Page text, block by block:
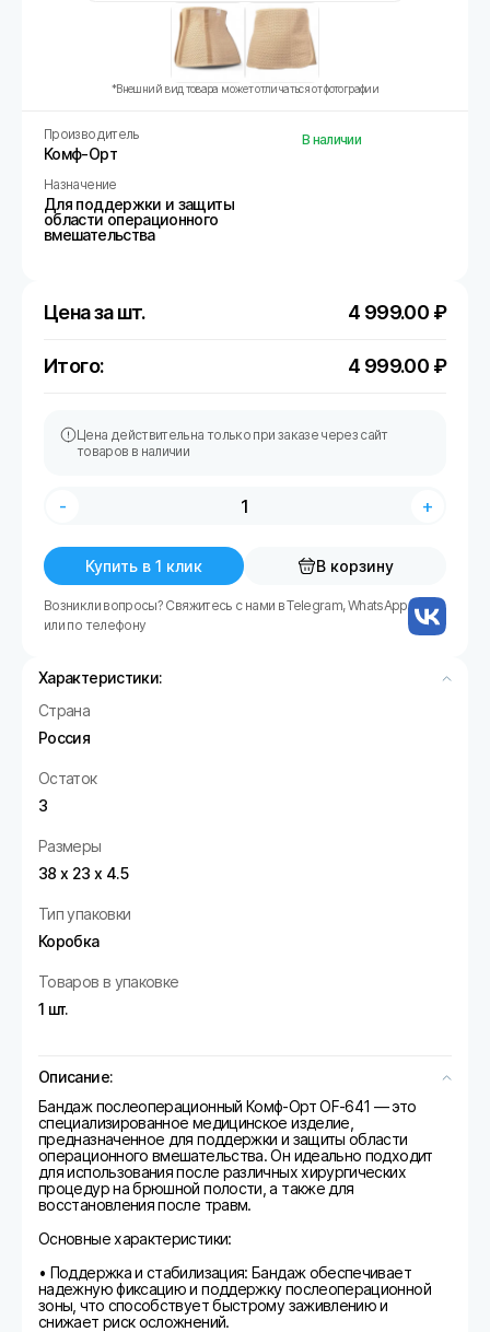
*Внешний вид товара может отличаться от фотографии
Производитель
Комф-Орт
Назначение
Для поддержки и защиты
области операционного
вмешательства
В наличии
Цена за шт. 4 999.00 ₽
Итого: 4 999.00 ₽
Цена действительна только при заказе через сайт
товаров в наличии
- +
Купить в 1 клик В корзину
Возникли вопросы? Свяжитесь с нами в Telegram, WhatsApp
или по телефону
Характеристики:
Страна
Россия
Остаток
3
Размеры
38 х 23 х 4.5
Тип упаковки
Коробка
Товаров в упаковке
1 шт.
Описание:
Бандаж послеоперационный Комф-Орт OF-641 — это
специализированное медицинское изделие,
предназначенное для поддержки и защиты области
операционного вмешательства. Он идеально подходит
для использования после различных хирургических
процедур на брюшной полости, а также для
восстановления после травм.
Основные характеристики:
• Поддержка и стабилизация: Бандаж обеспечивает
надежную фиксацию и поддержку послеоперационной
зоны, что способствует быстрому заживлению и
снижает риск осложнений.